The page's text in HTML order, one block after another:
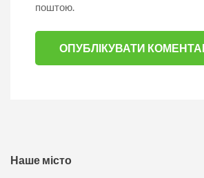
поштою.
Наше місто